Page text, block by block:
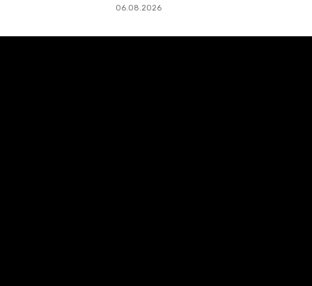
06.08.2026